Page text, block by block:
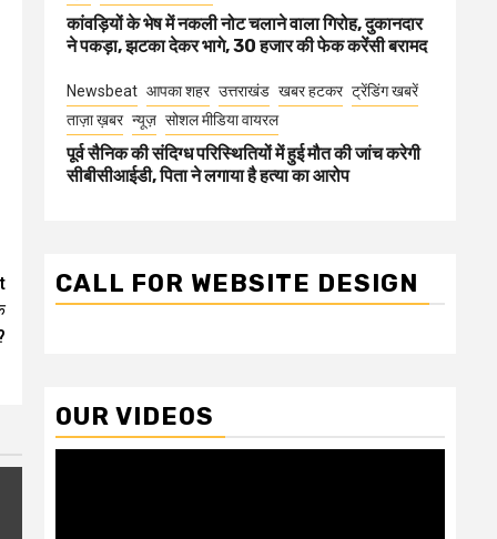
कांवड़ियों के भेष में नकली नोट चलाने वाला गिरोह, दुकानदार
ने पकड़ा, झटका देकर भागे, 30 हजार की फेक करेंसी बरामद
Newsbeat आपका शहर उत्तराखंड खबर हटकर ट्रेंडिंग खबरें
ताज़ा ख़बर न्यूज़ सोशल मीडिया वायरल
पूर्व सैनिक की संदिग्ध परिस्थितियों में हुई मौत की जांच करेगी
सीबीसीआईडी, पिता ने लगाया है हत्या का आरोप
CALL FOR WEBSITE DESIGN
OUR VIDEOS